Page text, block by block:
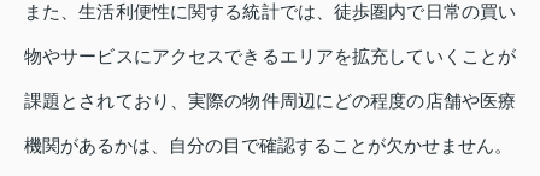
また、生活利便性に関する統計では、徒歩圏内で日常の買い
物やサービスにアクセスできるエリアを拡充していくことが
課題とされており、実際の物件周辺にどの程度の店舗や医療
機関があるかは、自分の目で確認することが欠かせません。